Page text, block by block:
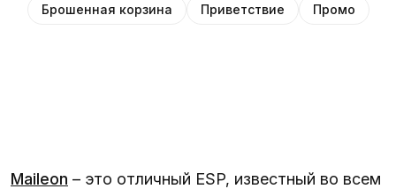
Брошенная корзина
Приветствие Промо
Maileon – это отличный ESP, известный во всем